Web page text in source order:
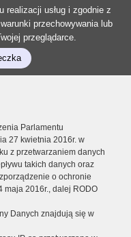
realizacji usług i zgodnie z
przechowywania lub
przeglądarce.
Parlamentu
27 kwietnia 2016r. w
z przetwarzaniem danych
takich danych oraz
o ochronie
maja 2016r., dalej RODO
Danych znajdują się w